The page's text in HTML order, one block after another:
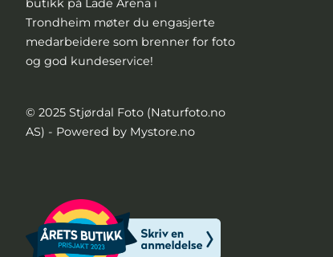
butikk på Lade Arena i
Trondheim møter du engasjerte
medarbeidere som brenner for foto
og god kundeservice!
© 2025 Stjørdal Foto (Naturfoto.no
AS) - Powered by Mystore.no